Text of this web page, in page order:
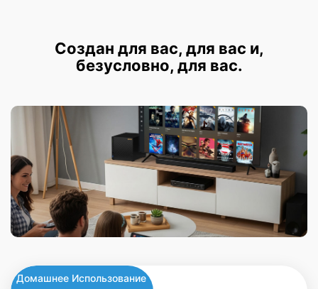
Создан для вас, для вас и,
безусловно, для вас.
Домашнее Использование